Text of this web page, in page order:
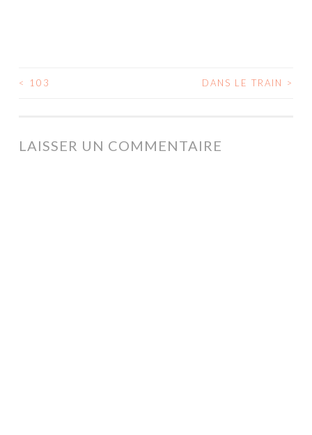
NAVIGATION
ARTICLES
< 103 DANS LE TRAIN >
LAISSER UN COMMENTAIRE